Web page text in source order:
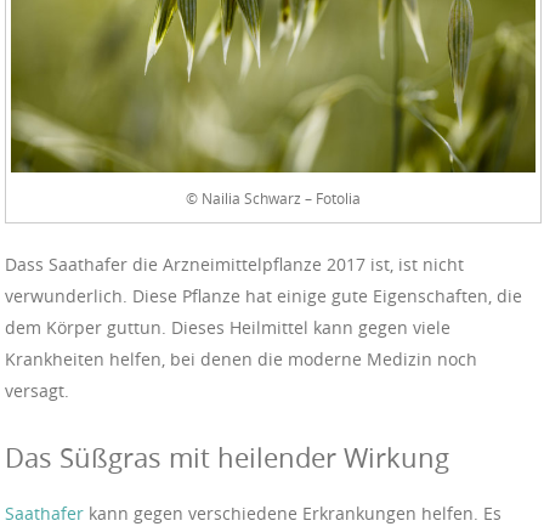
© Nailia Schwarz – Fotolia
Dass Saathafer die Arzneimittelpflanze 2017 ist, ist nicht
verwunderlich. Diese Pflanze hat einige gute Eigenschaften, die
dem Körper guttun. Dieses Heilmittel kann gegen viele
Krankheiten helfen, bei denen die moderne Medizin noch
versagt.
Das Süßgras mit heilender Wirkung
Saathafer kann gegen verschiedene Erkrankungen helfen. Es